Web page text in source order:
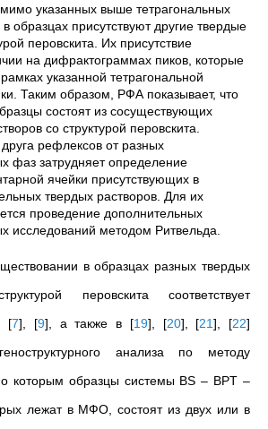
указанных выше тетрагональных
образцах присутствуют другие твердые
перовскита. Их присутствие
на дифрактограммах пиков, которые
указанной тетрагональной
Таким образом, РФА показывает, что
состоят из сосуществующих
со структурой перовскита.
рефлексов от разных
фаз затрудняет определение
ячейки присутствующих в
твердых растворов. Для их
проведение дополнительных
исследований методом Ритвельда.
в образцах разных твердых
перовскита соответствует
[7] [9] , а также в [19] [20] [21] [22]
анализа по методу
которым образцы системы BS – ВPT –
лежат в МФО, состоят из двух или в